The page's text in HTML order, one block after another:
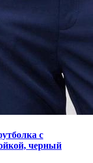
с
черный